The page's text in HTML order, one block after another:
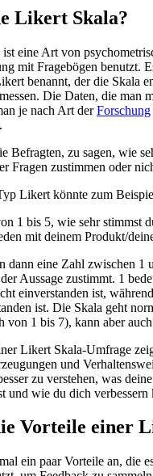
Likert Skala?
eine Art von
mit Fragebögen benutzt.
benannt, der die Skala
Die Daten, die man
je nach Art derForschung
Befragten, zu sagen, wie
Fragen zustimmen oder
Likert könnte zum
1 bis 5, wie sehr stimmst
mit deinem Produkt/
dann eine Zahl zwischen 1
Aussage zustimmt. 1
einverstanden ist,
ist. Die Skala geht
von 1 bis 7), kann aber
Likert Skala-Umfrage
und
zu verstehen, was
und wie du dich verbessern
Vorteile einer
ein paar Vorteile an, die